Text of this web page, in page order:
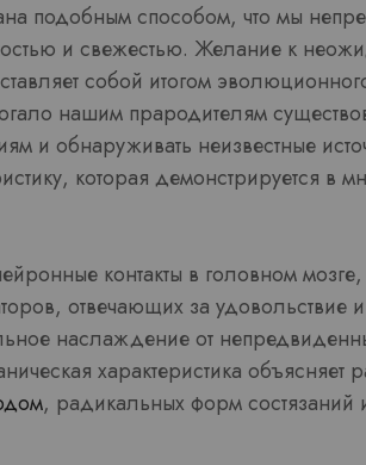
подобным способом, что мы
и свежестью. Желание к
собой итогом
нашим прародителям
и обнаруживать неизвестные
которая демонстрируется в
контакты в головном
отвечающих за удовольствие
наслаждение от
характеристика объясняет
, радикальных форм состязаний